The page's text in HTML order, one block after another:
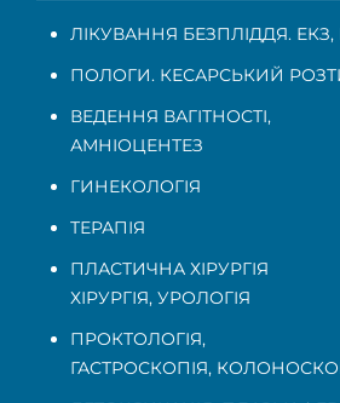
ЛІКУВАННЯ БЕЗПЛІДДЯ. ЕКЗ,
ПОЛОГИ. КЕСАРСЬКИЙ
ВЕДЕННЯ ВАГІТНОСТІ,
АМНІОЦЕНТЕЗ
ГИНЕКОЛОГІЯ
ТЕРАПІЯ
ПЛАСТИЧНА ХІРУРГІЯ
ХІРУРГІЯ, УРОЛОГІЯ
ПРОКТОЛОГІЯ,
ГАСТРОСКОПІЯ,